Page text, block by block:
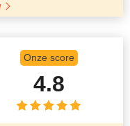
Onze score
4.8